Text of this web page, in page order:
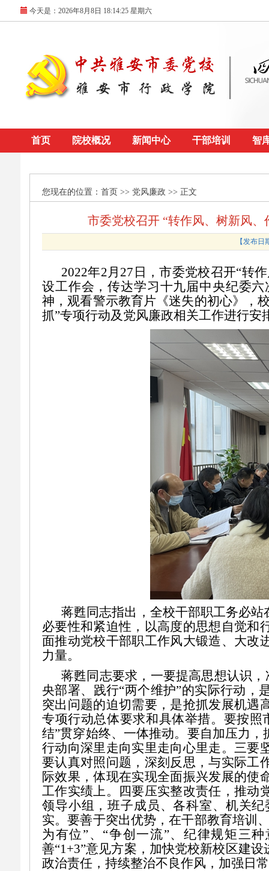
今天是： 2026年8月8日 18:14:25 星期六
首页 院校概况 新闻中心 干部培训 智
您现在的位置： 首页 >> 党风廉政 >> 正文
市委党校召开 “转作风、树新风
【发布日
2022年2月27日 ，市委党校召开“转
设工作会，传达学习十九届中央纪委
神，观看警示教育片《迷失的初心》，
抓”专项行动及党风廉政相关工作进行安
蒋甦 同志指出，全校干部职工务必
必要性和紧迫性，以高度的思想自觉和
面推动党校干部职工作风大锻造、大改
力量。
蒋甦同志要求 ，一要提高思想认识
央部署、践行“两个维护”的实际行动，
突出问题的迫切需要，是抢抓发展机遇
专项行动总体要求和具体举措。要按照
结”贯穿始终、一体推动。要自加压力
行动向深里走向实里走向心里走。 三要
要认真对照问题，深刻反思，与实际工
际效果，体现在实现全面振兴发展的使
工作实绩 上。四要压实整改责任，推
领导小组，班子成员、各科室、机关
实。要善于突出优势，在干部教育培训
为有位”、“争创一流”、纪律规矩三
善“1+3”意见方案 ， 加快党校新校区建设
政治责任，持续整治不良作风，加强日